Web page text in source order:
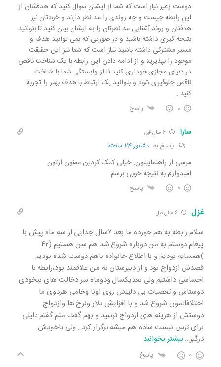
دوست زعیز نیاز است که شما از ایشان سوال کنید که هدفشان از
این رابطه چیست و چه روندی را مد نظر دارند و خودتان نیز
هدفتان و روند آشنایی مد نظرتان را به ایشان بیان کنید تا بتوانید
نتیجه گیری داشته باشید و در صورتی که نمی توانید هدف و
مسیر مشترکی داشته باشید نیاز است که شما نیز این حقیقت
موجود را بپذیرید و از ادامه دادن این رابطه با یک شناخت ناقص
در دنیای مجازی خوداری کنید تا از وابستگی شما با شناخت
ناقص جلوگیری شود و بتوانید یک ارتباط با هدف بهتر را تجربه
کنید .
0 پاسخ
سارا 6 سال قبل
پاسخ به مشاور 24 ساعته
مرسی از راهنماییتون. خیلی کمک کردین ممنون ازتون
امیدوارم به نتیجه خوبی برسم
0 پاسخ
غزل
سلام رابطه به هم خورده ما بعد ۷سال جدایی از سه ماه پیش با
پیغام دوستم به من دوباره شروع شد هم سن هستیم (۴۲
)همسایه بودیم و با اطلاع خانواده باهم دوست شده بودیم .
قصدش ازدواج بود و از دبیرستان به من علاقمند بود،رابطه با
احساسی داشتیم ولی بعدیکسال ودوماه سر دخالت های بیخودی
دوستاش و تعصبات بی دلیلش روی اونا وخامی هردوی ما
اختلافاتمون شروع شد و با افزایش دلار ونرخ ها وازدواج
دوستش از هزینه های ازدواج ترسید و بهم گفت منم گفتم دلیلی
برای ترس نیست ساده هم میشه برگزار کرد . ولی باخودش
درگیر… بیشتر بخوانید
0 پاسخ